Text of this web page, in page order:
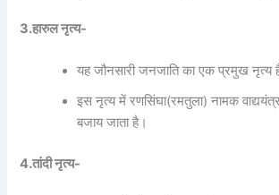
3.हारुल नृत्य-
यह जौनसारी जनजाति का एक प्रमुख नृत्य
इस नृत्य में रणसिंघा(रमतुला) नामक
बजाय जाता है।
4.तांदी नृत्य-